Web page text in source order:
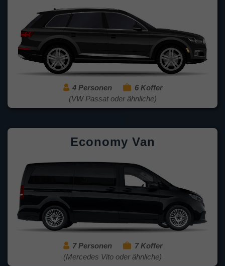
4 Personen
6 Koffer
(VW Passat oder ähnliche)
Economy Van
7 Personen
7 Koffer
(Mercedes Vito oder ähnliche)